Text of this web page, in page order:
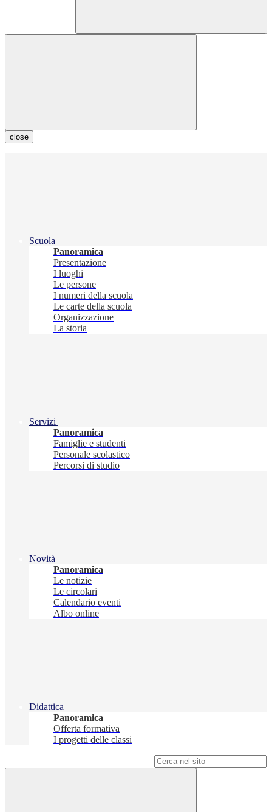
close
Scuola
Panoramica
Presentazione
I luoghi
Le persone
I numeri della scuola
Le carte della scuola
Organizzazione
La storia
Servizi
Panoramica
Famiglie e studenti
Personale scolastico
Percorsi di studio
Novità
Panoramica
Le notizie
Le circolari
Calendario eventi
Albo online
Didattica
Panoramica
Offerta formativa
I progetti delle classi